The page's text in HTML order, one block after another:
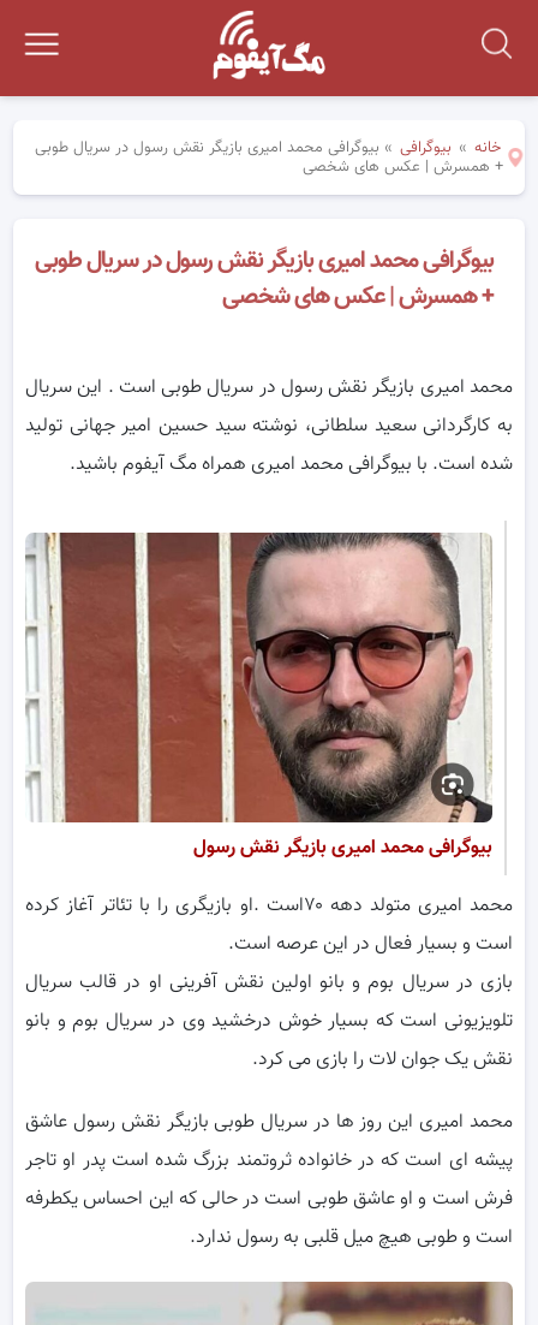
خانه » بیوگرافی » بیوگرافی محمد امیری بازیگر نقش رسول در سریال طوبی
+ همسرش | عکس های شخصی
بیوگرافی محمد امیری بازیگر نقش رسول در سریال طوبی
+ همسرش | عکس های شخصی
محمد امیری بازیگر نقش رسول در سریال طوبی است . این سریال
به کارگردانی سعید سلطانی، نوشته سید حسین امیر جهانی تولید
شده است. با بیوگرافی محمد امیری همراه مگ آیفوم باشید.
بیوگرافی محمد امیری بازیگر نقش رسول
محمد امیری متولد دهه ۷۰است .او بازیگری را با تئاتر آغاز کرده
است و بسیار فعال در این عرصه است.
بازی در سریال بوم و بانو اولین نقش آفرینی او در قالب سریال
تلویزیونی است که بسیار خوش درخشید وی در سریال بوم و بانو
نقش یک جوان لات را بازی می کرد.
محمد امیری این روز ها در سریال طوبی بازیگر نقش رسول عاشق
پیشه ای است که در خانواده ثروتمند بزرگ شده است پدر او تاجر
فرش است و او عاشق طوبی است در حالی که این احساس یکطرفه
است و طوبی هیچ میل قلبی به رسول ندارد.